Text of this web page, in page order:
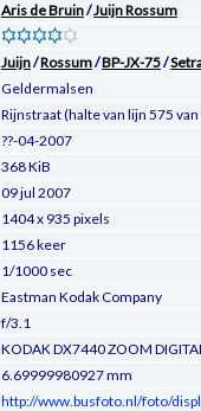
Aris de Bruin/Juijn Rossum
Juijn/Rossum/BP-JX-75/
Geldermalsen
Rijnstraat (halte van lijn 575
??-04-2007
368 KiB
09 jul 2007
1404 x 935 pixels
1156 keer
1/1000 sec
Eastman Kodak Company
f/3.1
KODAK DX7440 ZOOM
6.69999980927 mm
http://www.busfoto.nl/foto/